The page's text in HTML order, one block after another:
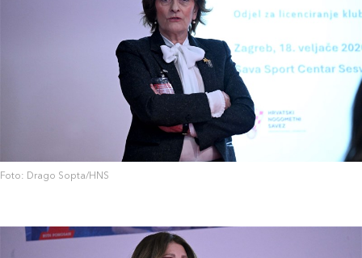
Foto: Drago Sopta/HNS